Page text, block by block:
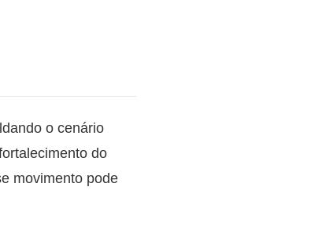
o cenário
do
movimento pode